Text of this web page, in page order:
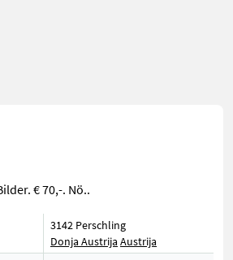
€ 70,-. Nö..
3142 Perschling
Donja Austrija Austrija